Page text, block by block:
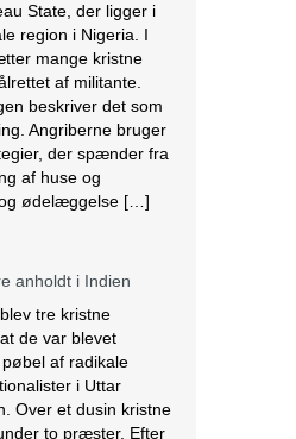
der spænder fra
af huse og
ødelæggelse […]
anholdt i Indien
tre kristne
de var blevet
af radikale
to præster. Efter
politiet de tre kristne
om anti-
lokale kilder brød
20 personer ind […]